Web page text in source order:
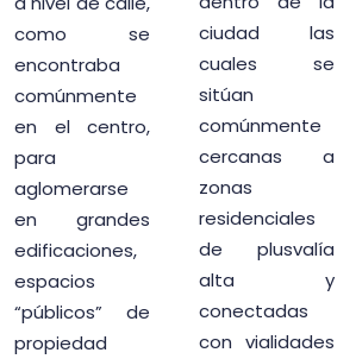
como se
encontraba
comúnmente
en el centro,
para
aglomerarse
en grandes
edificaciones,
espacios
“públicos” de
propiedad
ciudad las
cuales se
sitúan
comúnmente
cercanas a
zonas
residenciales
de plusvalía
alta y
conectadas
con vialidades